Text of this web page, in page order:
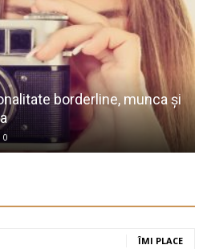
borderline, munca și
0
ÎMI PLACE